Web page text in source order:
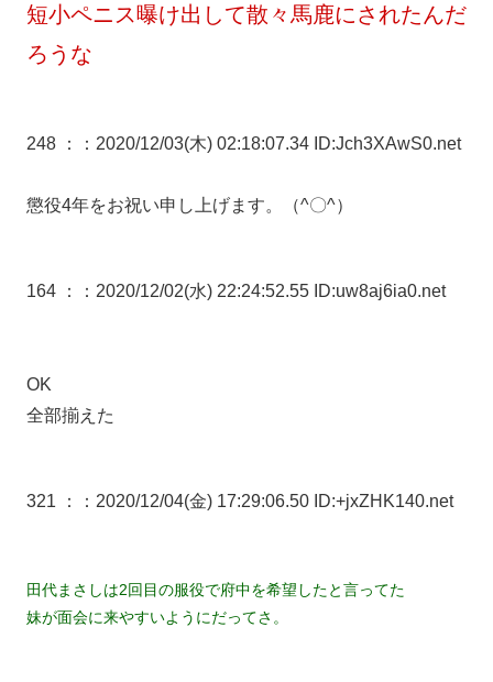
短小ペニス曝け出して散々馬鹿にされたんだ
ろうな
248 ： ：2020/12/03(木) 02:18:07.34 ID:Jch3XAwS0.net
懲役4年をお祝い申し上げます。（^〇^）
164 ： ：2020/12/02(水) 22:24:52.55 ID:uw8aj6ia0.net
OK
全部揃えた
321 ： ：2020/12/04(金) 17:29:06.50 ID:+jxZHK140.net
田代まさしは2回目の服役で府中を希望したと言ってた
妹が面会に来やすいようにだってさ。